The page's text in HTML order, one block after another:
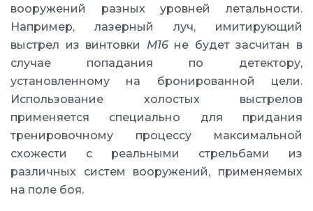
вооружений разных уровней летальности.
Например, лазерный луч, имитирующий
выстрел из винтовки M16не будет засчитан в
случае попадания по детектору,
установленному на бронированной цели.
Использование холостых выстрелов
применяется специально для придания
тренировочному процессу максимальной
схожести с реальными стрельбами из
различных систем вооружений, применяемых
на поле боя.